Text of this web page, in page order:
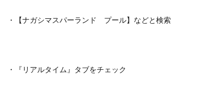
・【ナガシマスパーランド プール】などと検索
・『リアルタイム』タブをチェック